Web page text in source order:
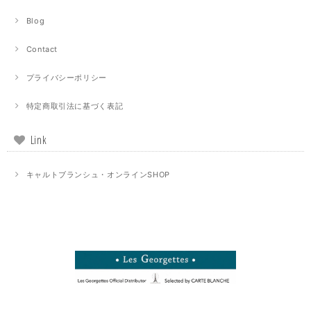
Blog
Contact
プライバシーポリシー
特定商取引法に基づく表記
Link
キャルトブランシュ・オンラインSHOP